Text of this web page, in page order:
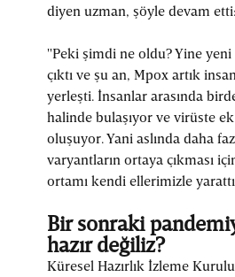
diyen uzman, şöyle devam etti:
"Peki şimdi ne oldu? Yine
çıktı ve şu an, Mpox artık
yerleşti. İnsanlar arasında
halinde bulaşıyor ve virüste
oluşuyor. Yani aslında daha
varyantların ortaya çıkması
ortamı kendi ellerimizle
Bir sonraki
hazır değiliz?
Küresel Hazırlık İzleme